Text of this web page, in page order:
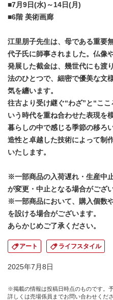
■7月9日(水)～14日(月)
■6階 美術画廊
江里朋子先生は、母である重要
代子氏に師事されました。仏像
発展した截金は、幾世代にも渡
法のひとつで、細密で優美な文
気を纏います。
往古より受け継ぐ“わざ”と“こ
いう時代を重ね合わせた表現を
暮らしの中で感じる季節の移ろ
造性と卓越した技術によって制
いたします。
※一部商品の入荷遅れ・生産中
が変更・中止となる場合がござい
※一部商品において、購入個数
を設ける場合がございます。
あらかじめご了承ください。
アート ライフスタイル
2025年7月8日
※掲載の情報は投稿日時点のものです。
詳しくは売場係員までお問い合わせくださ